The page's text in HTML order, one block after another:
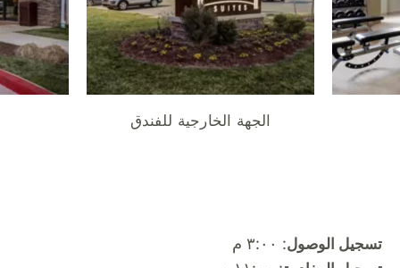
الجهة الخارجية للفندق
تسجيل الوصول: ٣:٠٠ م